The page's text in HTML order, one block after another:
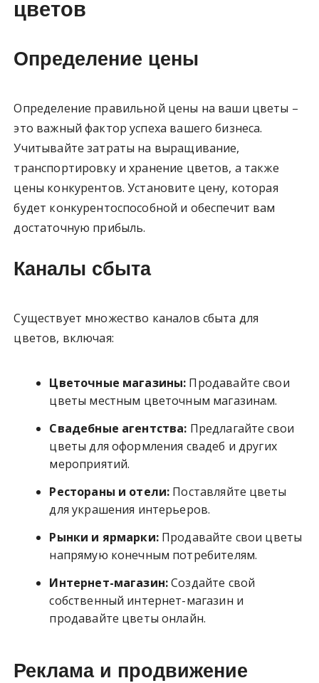
цветов
Определение цены
Определение правильной цены на ваши цветы –
это важный фактор успеха вашего бизнеса.
Учитывайте затраты на выращивание,
транспортировку и хранение цветов, а также
цены конкурентов. Установите цену, которая
будет конкурентоспособной и обеспечит вам
достаточную прибыль.
Каналы сбыта
Существует множество каналов сбыта для
цветов, включая:
Цветочные магазины: Продавайте свои
цветы местным цветочным магазинам.
Свадебные агентства: Предлагайте свои
цветы для оформления свадеб и других
мероприятий.
Рестораны и отели: Поставляйте цветы
для украшения интерьеров.
Рынки и ярмарки:Продавайте свои цветы
напрямую конечным потребителям.
Интернет-магазин:Создайте свой
собственный интернет-магазин и
продавайте цветы онлайн.
Реклама и продвижение